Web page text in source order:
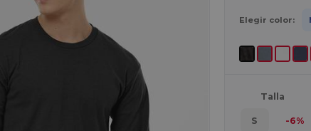
Elegir color:
Talla
S -6%